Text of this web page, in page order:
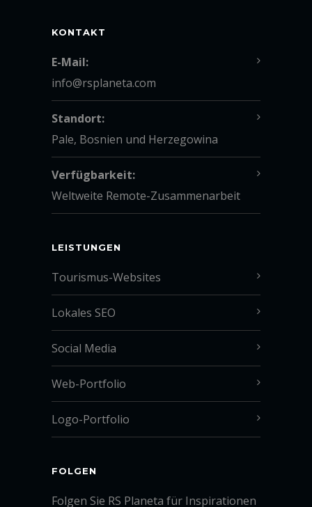
KONTAKT
E-Mail:
info@rsplaneta.com
Standort:
Pale, Bosnien und Herzegowina
Verfügbarkeit:
Weltweite Remote-Zusammenarbeit
LEISTUNGEN
Tourismus-Websites
Lokales SEO
Social Media
Web-Portfolio
Logo-Portfolio
FOLGEN
Folgen Sie RS Planeta für Inspirationen